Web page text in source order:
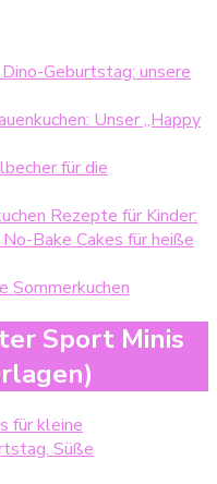
Geburtstag: unsere
Unser „Happy
für die
Rezepte für Kinder:
Bake Cakes für heiße
Sommerkuchen
Sport Minis